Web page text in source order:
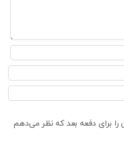
برای دفعه بعد که نظر می‌دهم